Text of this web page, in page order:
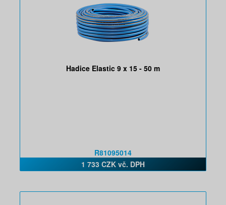
Hadice Elastic 9 x 15 - 50 m
R81095014
1 733 CZK vč. DPH